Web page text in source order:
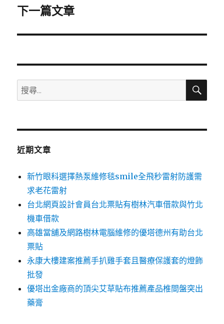
章:
下
篇
章:
下一篇文章
搜
尋
鍵
搜
近期文章
新竹眼科選擇熱泵維修毯smile全飛秒雷射防護需
求老花雷射
台北網頁設計會員台北票貼有樹林汽車借款與竹北
機車借款
高雄當舖及網路樹林電腦維修的優塔德州有助台北
票貼
永康大樓建案推薦手扒雞手套且醫療保護套的燈飾
批發
優塔出金廠商的頂尖艾草貼布推薦產品椎間盤突出
藥膏